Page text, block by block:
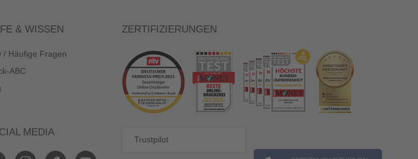
& WISSEN
/ Häufige Fragen
ABC
MEDIA
ZERTIFIZIERUNGEN
Trustpilot